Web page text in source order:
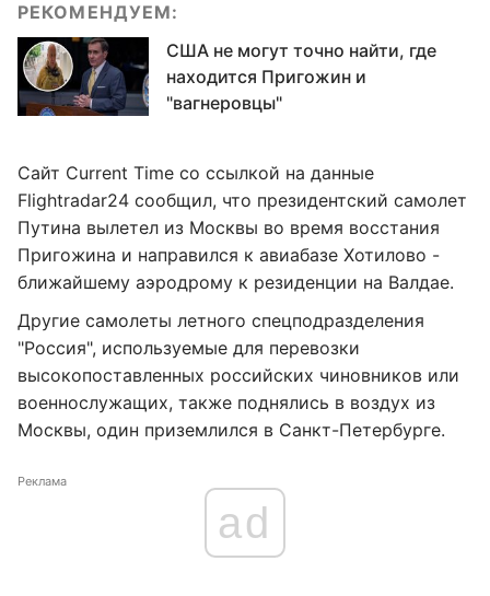
РЕКОМЕНДУЕМ:
США не могут точно найти, где
находится Пригожин и
"вагнеровцы"
Сайт Current Time со ссылкой на данные
Flightradar24 сообщил, что президентский самолет
Путина вылетел из Москвы во время восстания
Пригожина и направился к авиабазе Хотилово -
ближайшему аэродрому к резиденции на Валдае.
Другие самолеты летного спецподразделения
"Россия", используемые для перевозки
высокопоставленных российских чиновников или
военнослужащих, также поднялись в воздух из
Москвы, один приземлился в Санкт-Петербурге.
Реклама
ad